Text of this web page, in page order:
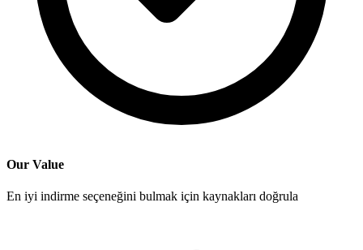
Our Value
En iyi indirme seçeneğini bulmak için kaynakları doğrula